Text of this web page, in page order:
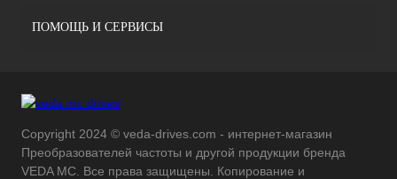
ПОМОЩЬ И СЕРВИСЫ
Copyright 2024 © veda-drives.com - интернет-магазин
Преобразователей частоты и другой продукции бренда
VEDA MC. Все права защищены. Копирование и